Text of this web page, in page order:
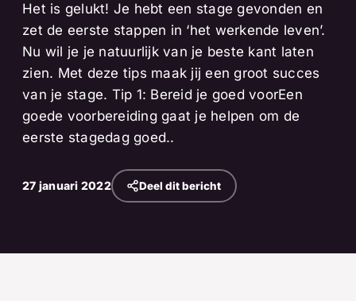
Het is gelukt! Je hebt een stage gevonden en
zet de eerste stappen in ‘het werkende leven’.
Nu wil je je natuurlijk van je beste kant laten
zien. Met deze tips maak jij een groot succes
van je stage. Tip 1: Bereid je goed voorEen
goede voorbereiding gaat je helpen om de
eerste stagedag goed..
27 januari 2022 Deel dit bericht